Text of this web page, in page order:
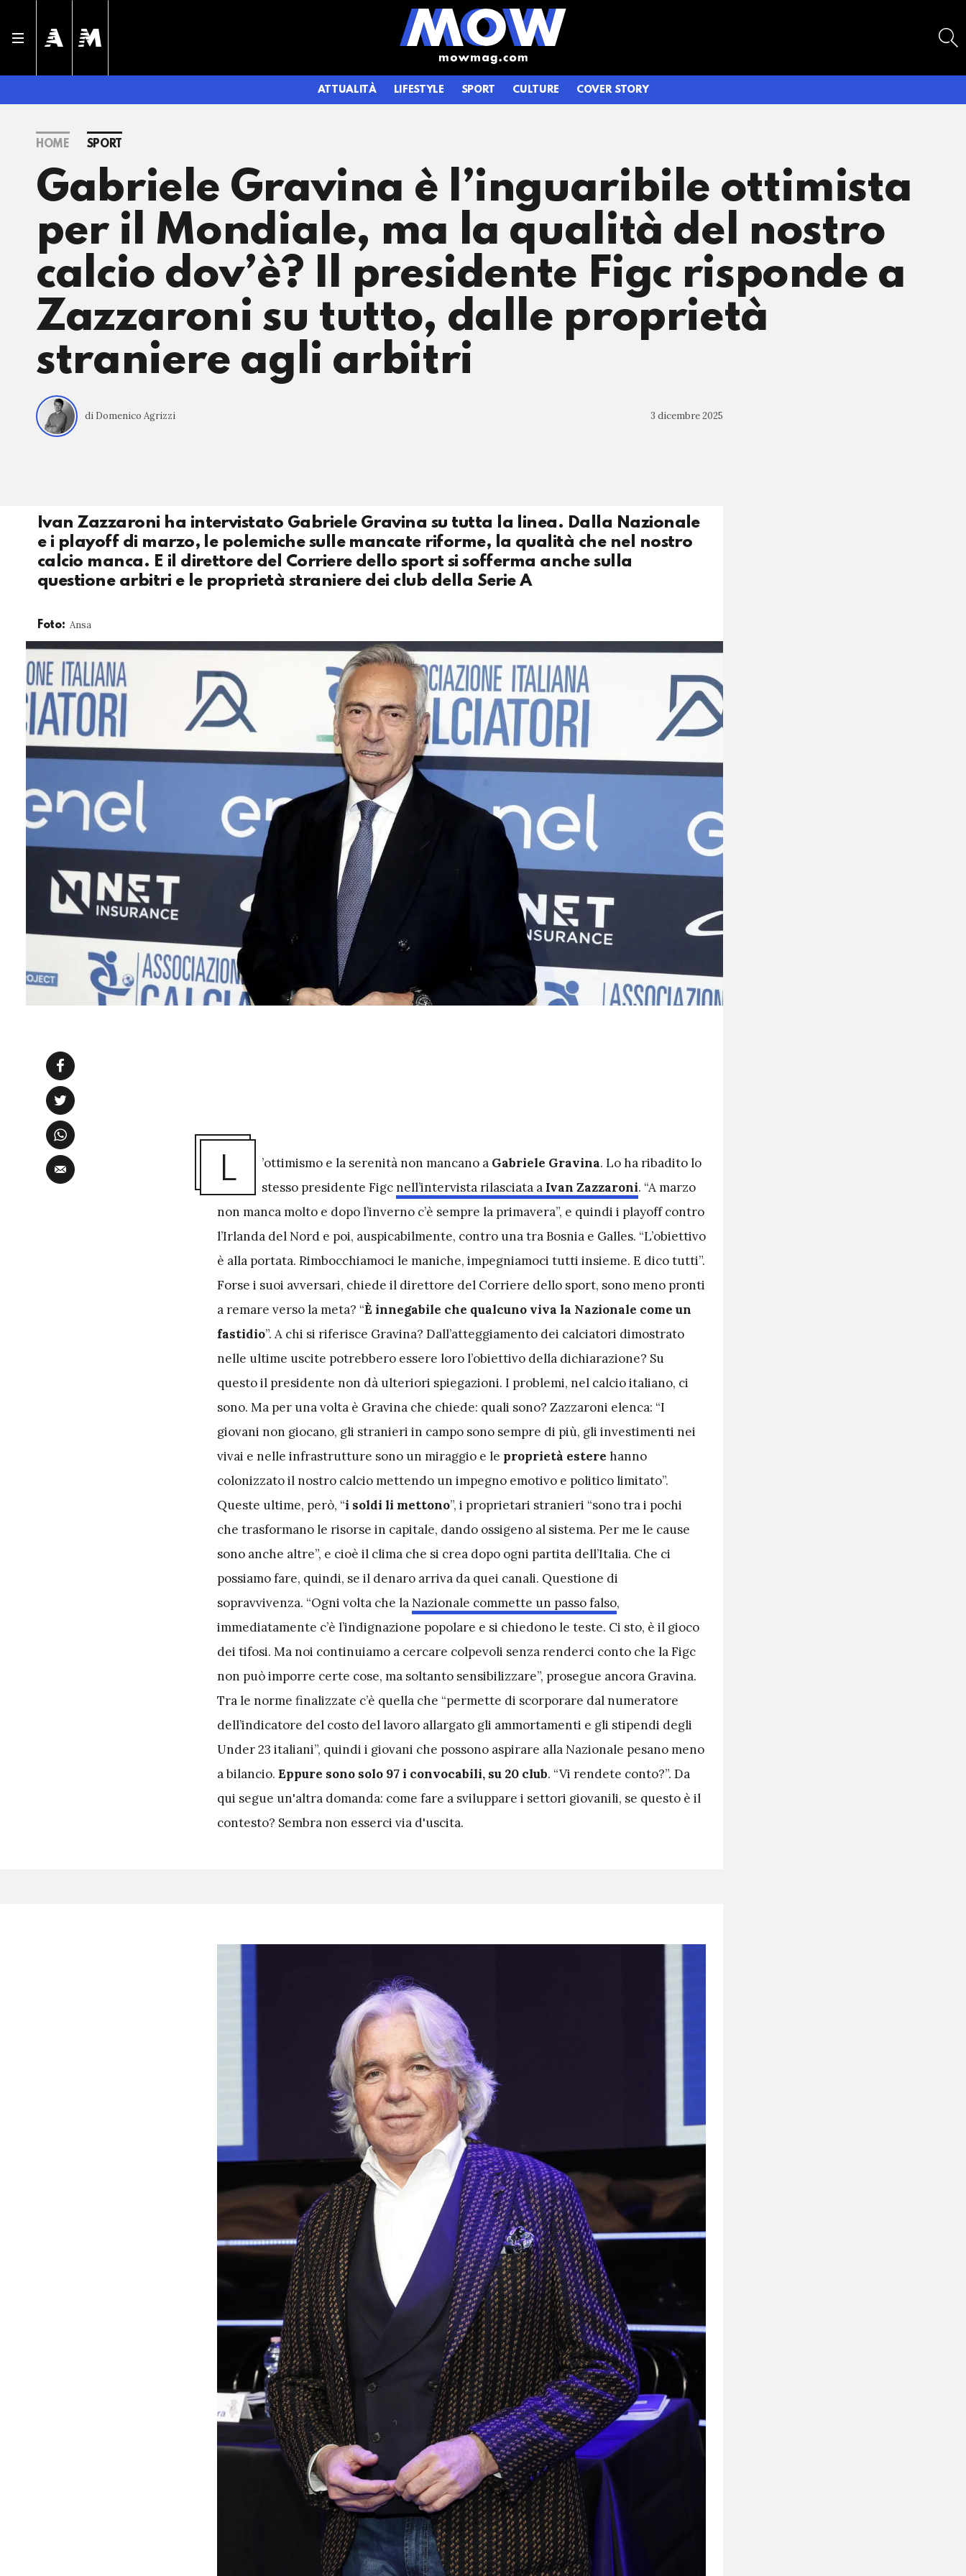
ATTUALITÀ LIFESTYLE SPORT CULTURE COVER STORY
HOME SPORT
Gabriele Gravina è l’inguaribile ottimista
per il Mondiale, ma la qualità del nostro
calcio dov’è? Il presidente Figc risponde a
Zazzaroni su tutto, dalle proprietà
straniere agli arbitri
di Domenico Agrizzi 3 dicembre 2025
Ivan Zazzaroni ha intervistato Gabriele Gravina su tutta la linea. Dalla Nazionale
e i playoff di marzo, le polemiche sulle mancate riforme, la qualità che nel nostro
calcio manca. E il direttore del Corriere dello sport si sofferma anche sulla
questione arbitri e le proprietà straniere dei club della Serie A
Foto: Ansa
L ’ottimismo e la serenità non mancano a Gabriele Gravina. Lo ha ribadito lo
stesso presidente Figcnell’intervista rilasciata a Ivan Zazzaroni. “A marzo
non manca molto e dopo l’inverno c’è sempre la primavera”, e quindi i playoff contro
l’Irlanda del Nord e poi, auspicabilmente, contro una tra Bosnia e Galles. “L’obiettivo
è alla portata. Rimbocchiamoci le maniche, impegniamoci tutti insieme. E dico tutti”.
Forse i suoi avversari, chiede il direttore del Corriere dello sport, sono meno pronti
a remare verso la meta? “È innegabile che qualcuno viva la Nazionale come un
fastidio”. A chi si riferisce Gravina? Dall’atteggiamento dei calciatori dimostrato
nelle ultime uscite potrebbero essere loro l’obiettivo della dichiarazione? Su
questo il presidente non dà ulteriori spiegazioni. I problemi, nel calcio italiano, ci
sono. Ma per una volta è Gravina che chiede: quali sono? Zazzaroni elenca: “I
giovani non giocano, gli stranieri in campo sono sempre di più, gli investimenti nei
vivai e nelle infrastrutture sono un miraggio e le proprietà estere hanno
colonizzato il nostro calcio mettendo un impegno emotivo e politico limitato”.
Queste ultime, però, “i soldi li mettono”, i proprietari stranieri “sono tra i pochi
che trasformano le risorse in capitale, dando ossigeno al sistema. Per me le cause
sono anche altre”, e cioè il clima che si crea dopo ogni partita dell’Italia. Che ci
possiamo fare, quindi, se il denaro arriva da quei canali. Questione di
sopravvivenza. “Ogni volta che la Nazionale commette un passo falso,
immediatamente c’è l’indignazione popolare e si chiedono le teste. Ci sto, è il gioco
dei tifosi. Ma noi continuiamo a cercare colpevoli senza renderci conto che la Figc
non può imporre certe cose, ma soltanto sensibilizzare”, prosegue ancora Gravina.
Tra le norme finalizzate c’è quella che “permette di scorporare dal numeratore
dell’indicatore del costo del lavoro allargato gli ammortamenti e gli stipendi degli
Under 23 italiani”, quindi i giovani che possono aspirare alla Nazionale pesano meno
a bilancio. Eppure sono solo 97 i convocabili, su 20 club. “Vi rendete conto?”. Da
qui segue un'altra domanda: come fare a sviluppare i settori giovanili, se questo è il
contesto? Sembra non esserci via d'uscita.